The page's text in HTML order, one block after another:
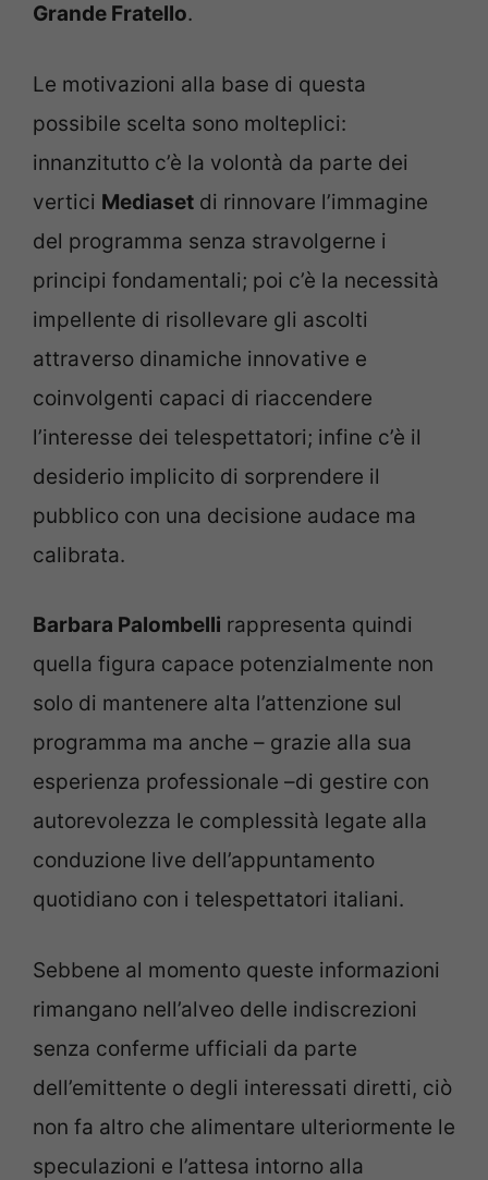
Grande Fratello.
Le motivazioni alla base di questa
possibile scelta sono molteplici:
innanzitutto c’è la volontà da parte dei
vertici Mediaset di rinnovare l’immagine
del programma senza stravolgerne i
principi fondamentali; poi c’è la necessità
impellente di risollevare gli ascolti
attraverso dinamiche innovative e
coinvolgenti capaci di riaccendere
l’interesse dei telespettatori; infine c’è il
desiderio implicito di sorprendere il
pubblico con una decisione audace ma
calibrata.
Barbara Palombelli rappresenta quindi
quella figura capace potenzialmente non
solo di mantenere alta l’attenzione sul
programma ma anche – grazie alla sua
esperienza professionale –di gestire con
autorevolezza le complessità legate alla
conduzione live dell’appuntamento
quotidiano con i telespettatori italiani.
Sebbene al momento queste informazioni
rimangano nell’alveo delle indiscrezioni
senza conferme ufficiali da parte
dell’emittente o degli interessati diretti, ciò
non fa altro che alimentare ulteriormente le
speculazioni e l’attesa intorno alla